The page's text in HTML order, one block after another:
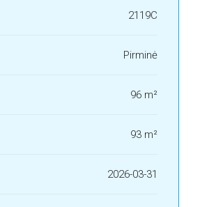
2119C
Pirminė
96 m²
93 m²
2026-03-31